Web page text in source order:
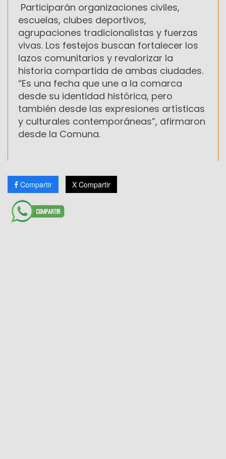
Participarán organizaciones civiles,
escuelas, clubes deportivos,
agrupaciones tradicionalistas y fuerzas
vivas. Los festejos buscan fortalecer los
lazos comunitarios y revalorizar la
historia compartida de ambas ciudades.
“Es una fecha que une a la comarca
desde su identidad histórica, pero
también desde las expresiones artísticas
y culturales contemporáneas”, afirmaron
desde la Comuna.
Compartir X Compartir